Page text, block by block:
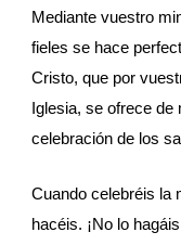
Mediante vuestro
fieles se hace
Cristo, que por
Iglesia, se ofrece
celebración de los
Cuando celebréis la
hacéis. ¡No lo